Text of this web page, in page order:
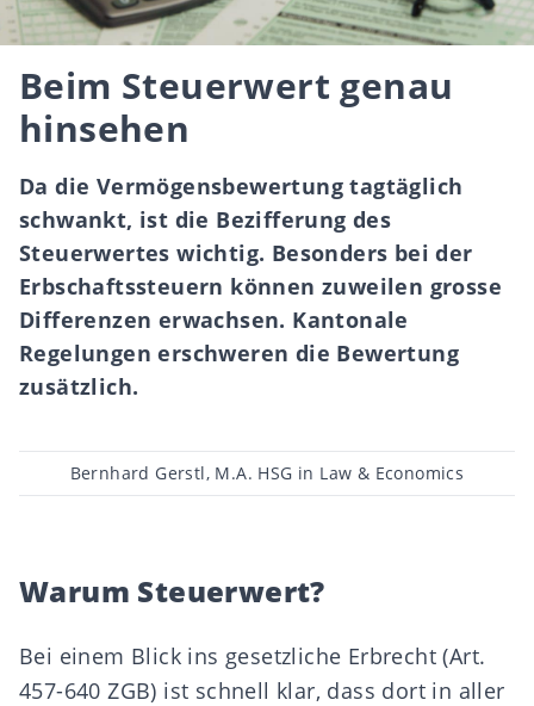
Beim Steuerwert genau
hinsehen
Da die Vermögensbewertung tagtäglich
schwankt, ist die Bezifferung des
Steuerwertes wichtig. Besonders bei der
Erbschaftssteuern können zuweilen grosse
Differenzen erwachsen. Kantonale
Regelungen erschweren die Bewertung
zusätzlich.
Beitragsautor
Bernhard Gerstl, M.A. HSG in Law & Economics
Warum Steuerwert?
Bei einem Blick ins gesetzliche Erbrecht (Art.
457-640ZGB) ist schnell klar, dass dort in aller